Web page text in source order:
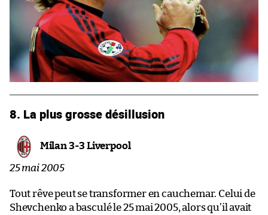
8. La plus grosse désillusion
Milan 3-3 Liverpool
25 mai 2005
Tout rêve peut se transformer en cauchemar. Celui de
Shevchenko a basculé le 25 mai 2005, alors qu’il avait